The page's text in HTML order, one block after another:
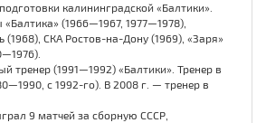
калининградской «Балтики».
(1966—1967, 1977—1978),
(1968), СКА Ростов-на-Дону (1969), «Заря»
тренер (1991—1992) «Балтики». Тренер в
с 1992-го). В 2008 г. — тренер в
9 матчей за сборную СССР,